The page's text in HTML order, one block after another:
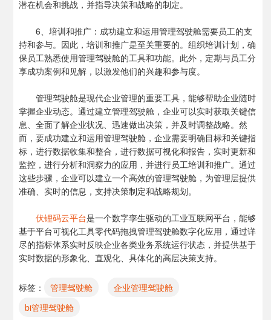
潜在机会和挑战，并指导决策和战略的制定。
6、培训和推广：成功建立和运用管理驾驶舱需要员工的支
持和参与。因此，培训和推广是至关重要的。组织培训计划，确
保员工熟悉使用管理驾驶舱的工具和功能。此外，定期与员工分
享成功案例和见解，以激发他们的兴趣和参与度。
管理驾驶舱是现代企业管理的重要工具，能够帮助企业随时
掌握企业动态。通过建立管理驾驶舱，企业可以实时获取关键信
息、全面了解企业状况、迅速做出决策，并及时调整战略。然
而，要成功建立和运用管理驾驶舱，企业需要明确目标和关键指
标，进行数据收集和整合，进行数据可视化和报告，实时更新和
监控，进行分析和洞察力的应用，并进行员工培训和推广。通过
这些步骤，企业可以建立一个高效的管理驾驶舱，为管理层提供
准确、实时的信息，支持决策制定和战略规划。
伏锂码云平台是一个数字孪生驱动的工业互联网平台，能够
基于平台可视化工具零代码拖拽管理驾驶舱数字化应用，通过详
尽的指标体系实时反映企业各类业务系统运行状态，并提供基于
实时数据的形象化、直观化、具体化的高层决策支持。
标签： 管理驾驶舱
企业管理驾驶舱
bi管理驾驶舱